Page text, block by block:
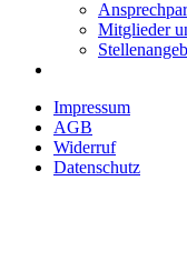
Mitglieder
Impressum
AGB
Widerruf
Datenschutz